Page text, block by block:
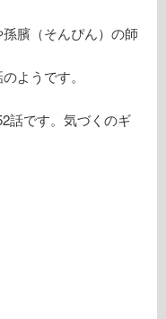
臏（そんぴん）の師
ようです。
話です。気づくのギ